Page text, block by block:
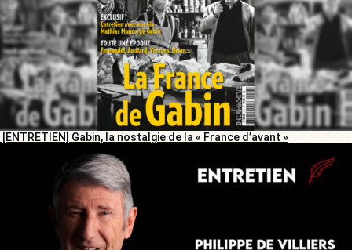
[ENTRETIEN] Gabin, la nostalgie de la « France d’avant »